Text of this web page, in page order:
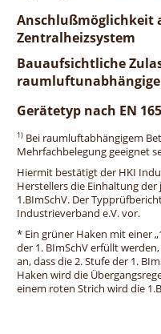
Anschlußmöglichkeit
Zentralheizsystem
Bauaufsichtliche
Gerätetyp nach EN
1) Bei raumluftabhängigem
Mehrfachbelegung geeignet
Hiermit bestätigt der HKI
Herstellers die Einhaltung
1.BImSchV. Der
Industrieverband e.V. vor.
* Ein grüner Haken mit einer
der 1. BImSchV erfüllt
an, dass die 2. Stufe der 1.
Haken wird die
einem roten Strich wird die